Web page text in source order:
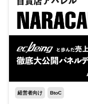
経営者向け BtoC